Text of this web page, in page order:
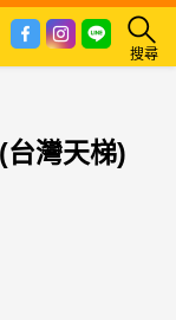
搜尋
灣天梯)